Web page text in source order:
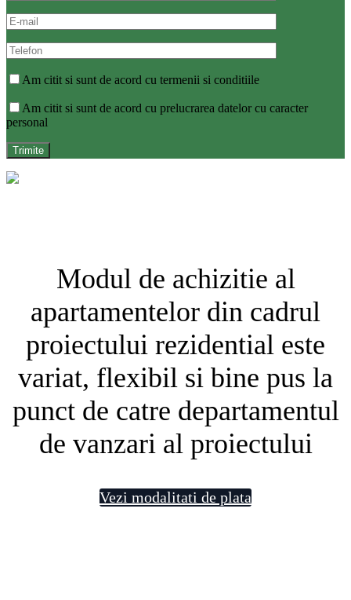
Am citit si sunt de acord cu termenii si conditiile
Am citit si sunt de acord cu prelucrarea datelor cu caracter
personal
Modul de achizitie al
apartamentelor din cadrul
proiectului rezidential este
variat, flexibil si bine pus la
punct de catre departamentul
de vanzari al proiectului
Vezi modalitati de plata